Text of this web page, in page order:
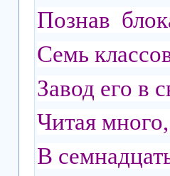
Познав
Семь
Завод его в
Читая
В